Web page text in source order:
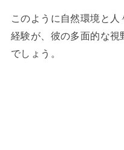
このように自然環境と
経験が、彼の多面的な視
でしょう。